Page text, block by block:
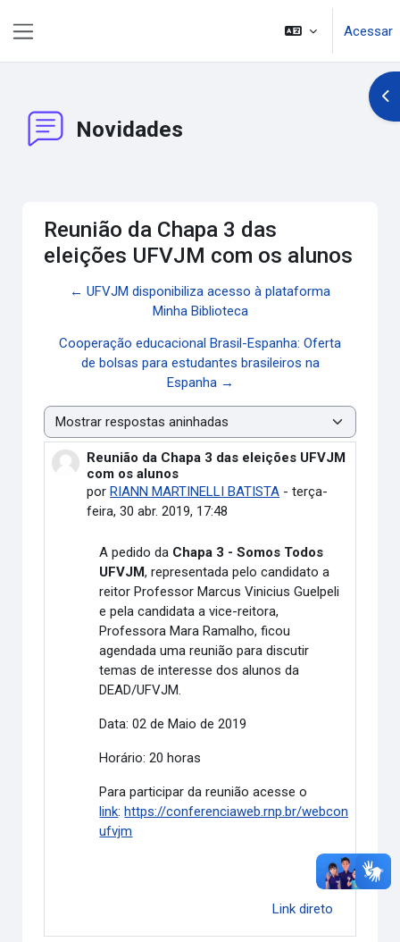
Acessar
Novidades
Reunião da Chapa 3 das
eleições UFVJM com os alunos
← UFVJM disponibiliza acesso à plataforma
Minha Biblioteca
Cooperação educacional Brasil-Espanha: Oferta
de bolsas para estudantes brasileiros na
Espanha →
Modo de visualização
Reunião da Chapa 3 das eleições UFVJM
com os alunos
porRIANN MARTINELLI BATISTA -terça-
feira, 30 abr. 2019, 17:48
Número de respostas: 0
A pedido da Chapa 3 - Somos Todos
UFVJM, representada pelo candidato a
reitor Professor Marcus Vinicius Guelpeli
e pela candidata a vice-reitora,
Professora Mara Ramalho, ficou
agendada uma reunião para discutir
temas de interesse dos alunos da
DEAD/UFVJM.
Data: 02 de Maio de 2019
Horário: 20 horas
Para participar da reunião acesse o
link:https://conferenciaweb.rnp.br/webconf/dead-
ufvjm
Link direto